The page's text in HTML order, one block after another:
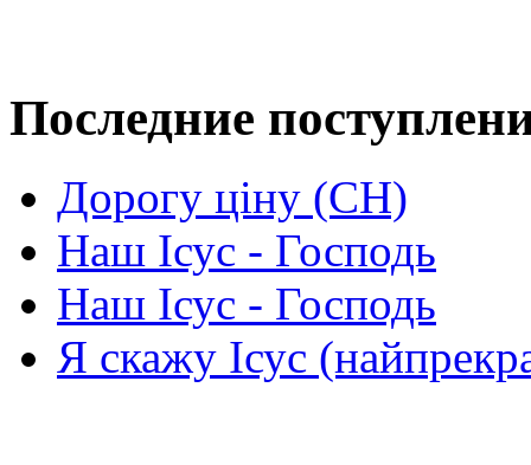
Последние
Дорогу ціну (СН)
Наш Ісус - Господь
Наш Ісус - Господь
Я скажу Ісус